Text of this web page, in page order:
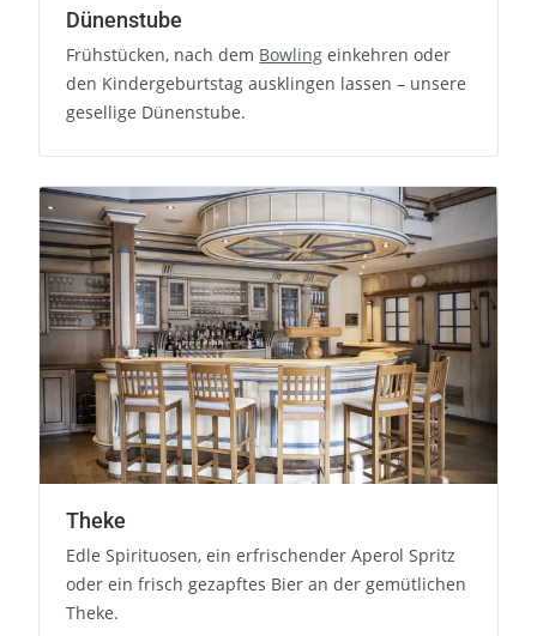
Dünenstube
Frühstücken, nach dem Bowling einkehren oder
den Kindergeburtstag ausklingen lassen – unsere
gesellige Dünenstube.
Theke
Edle Spirituosen, ein erfrischender Aperol Spritz
oder ein frisch gezapftes Bier an der gemütlichen
Theke.